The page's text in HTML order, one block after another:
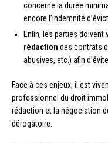
concerne la durée
encore l’indemnité
Enfin, les parties doivent
rédaction des contrats
abusives, etc.) afin
Face à ces enjeux, il est
professionnel du droit
rédaction et la négociation
dérogatoire.